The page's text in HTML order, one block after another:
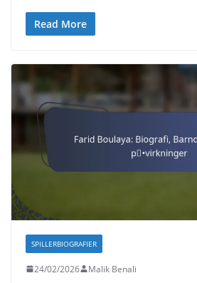
Read More
SPILLERBIOGRAFIER
24/02/2026 Malik Benali